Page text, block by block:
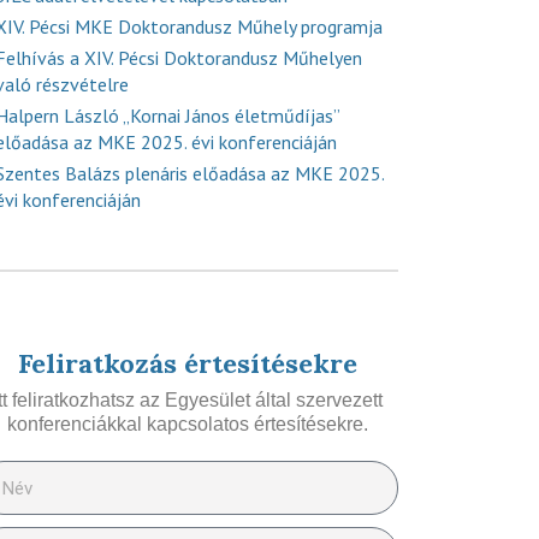
Pécsi MKE Doktorandusz Műhely programja
a XIV. Pécsi Doktorandusz Műhelyen
részvételre
László „Kornai János életműdíjas”
az MKE 2025. évi konferenciáján
Balázs plenáris előadása az MKE 2025.
konferenciáján
Feliratkozás értesítésekre
feliratkozhatsz az Egyesület által szervezett
konferenciákkal kapcsolatos értesítésekre.